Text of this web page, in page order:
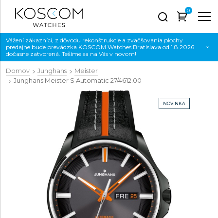
0
Vážení zákazníci, z dôvodu rekonštrukcie a zväčšovania plochy
predajne bude prevádzka KOSCOM Watches Bratislava od 1.8.2026
dočasne zatvorená. Tešíme sa na Vás v novom!
×
Domov Junghans
Meister
Junghans Meister S Automatic 27/4612.00
NOVINKA